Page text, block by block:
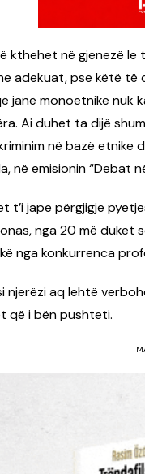
kthehet në gjenezë
adekuat, pse këtë
janë monoetnike nuk
Ai duhet ta dijë
në bazë
në emisionin “Debat
t’i jape përgjigje
nga 20 më duket
nga konkurrenca
njerëzi aq lehtë
që i bën pushteti.